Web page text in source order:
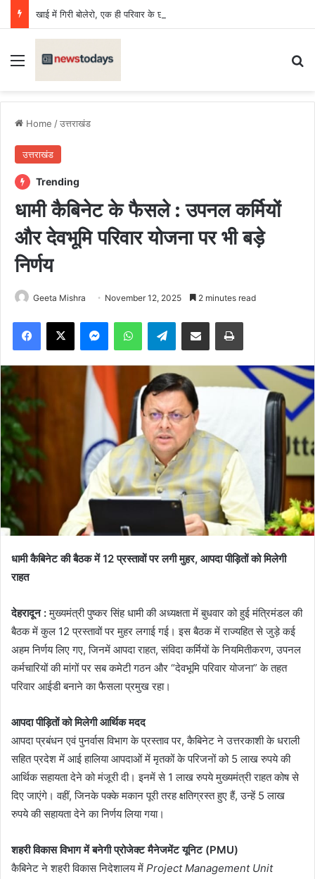
खाई में गिरी बोलेरो, एक ही परिवार के छह की मौत, एक किशोर घायल
Menu
Home /उत्तराखंड
उत्तराखंड
Trending
धामी कैबिनेट के फैसले : उपनल कर्मियों
और देवभूमि परिवार योजना पर भी बड़े
निर्णय
Geeta Mishra November 12, 2025 2 minutes read
Facebook
X MessengerWhatsAppTelegramShare via Email Print
धामी कैबिनेट की बैठक में 12 प्रस्तावों पर लगी मुहर, आपदा पीड़ितों को मिलेगी
राहत
देहरादून :मुख्यमंत्री पुष्कर सिंह धामी की अध्यक्षता में बुधवार को हुई मंत्रिमंडल की
बैठक में कुल 12 प्रस्तावों पर मुहर लगाई गई। इस बैठक में राज्यहित से जुड़े कई
अहम निर्णय लिए गए, जिनमें आपदा राहत, संविदा कर्मियों के नियमितीकरण, उपनल
कर्मचारियों की मांगों पर सब कमेटी गठन और “देवभूमि परिवार योजना” के तहत
परिवार आईडी बनाने का फैसला प्रमुख रहा।
आपदा पीड़ितों को मिलेगी आर्थिक मदद
आपदा प्रबंधन एवं पुनर्वास विभाग के प्रस्ताव पर, कैबिनेट ने उत्तरकाशी के धराली
सहित प्रदेश में आई हालिया आपदाओं में मृतकों के परिजनों को 5 लाख रुपये की
आर्थिक सहायता देने को मंजूरी दी। इनमें से 1 लाख रुपये मुख्यमंत्री राहत कोष से
दिए जाएंगे। वहीं, जिनके पक्के मकान पूरी तरह क्षतिग्रस्त हुए हैं, उन्हें 5 लाख
रुपये की सहायता देने का निर्णय लिया गया।
शहरी विकास विभाग में बनेगी प्रोजेक्ट मैनेजमेंट यूनिट (PMU)
कैबिनेट ने शहरी विकास निदेशालय में Project Management Unit